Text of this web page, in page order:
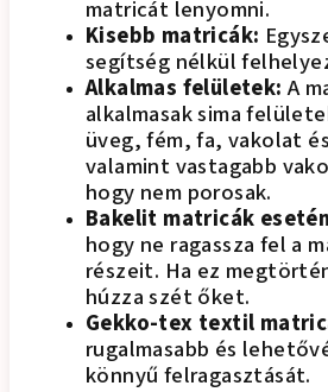
matricát lenyomni.
Kisebb matricák:
segítség nélkül
Alkalmas felületek:A
alkalmasak sima
üveg, fém, fa, vakolat
valamint vastagabb
hogy nem porosak.
Bakelit matricák
hogy ne ragassza fel a
részeit. Ha ez
húzza szét őket.
Gekko-tex textil
rugalmasabb és
könnyű felragasztását.